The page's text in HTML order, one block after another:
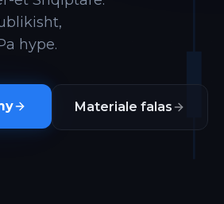
hype.
Materiale falas